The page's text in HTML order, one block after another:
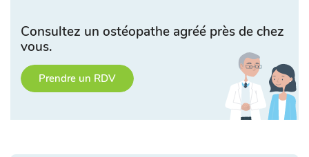
Consultez un ostéopathe agréé près de chez
vous.
Prendre un RDV